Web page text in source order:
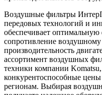
Воздушные фильтры
передовых технологий и
обеспечивает
сопротивление
производительность
ассортимент воздушных
техники компании
конкурентоспособные
регионам. Выбирая